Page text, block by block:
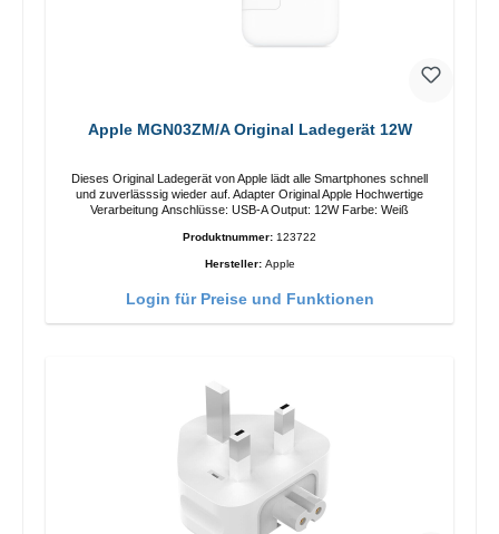
Apple MGN03ZM/A Original Ladegerät 12W
Dieses Original Ladegerät von Apple lädt alle Smartphones schnell
und zuverlässsig wieder auf. Adapter Original Apple Hochwertige
Verarbeitung Anschlüsse: USB-A Output: 12W Farbe: Weiß
Produktnummer: 123722
Hersteller: Apple
Login für Preise und Funktionen